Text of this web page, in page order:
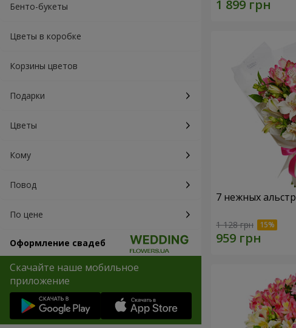
Бенто-букеты
Цветы в коробке
Корзины цветов
Подарки
Цветы
Кому
Повод
По цене
Оформление свадеб
Скачайте наше мобильное
приложение
7 нежных
1 128 грн